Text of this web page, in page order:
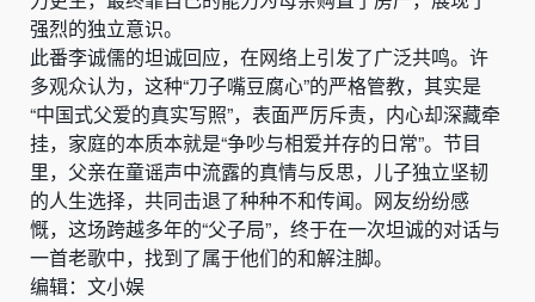
强烈的独立意识。
此番李诚儒的坦诚回应，在网络上引发了广泛共鸣。许
多观众认为，这种“刀子嘴豆腐心”的严格管教，其实是
“中国式父爱的真实写照”，表面严厉斥责，内心却深藏牵
挂，家庭的本质本就是“争吵与相爱并存的日常”。节目
里，父亲在童谣声中流露的真情与反思，儿子独立坚韧
的人生选择，共同击退了种种不和传闻。网友纷纷感
慨，这场跨越多年的“父子局”，终于在一次坦诚的对话与
一首老歌中，找到了属于他们的和解注脚。
编辑：文小娱